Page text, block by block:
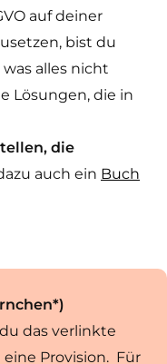
auf deiner
bist du
alles nicht
Lösungen, die in
die
auch ein Buch
das verlinkte
Provision. Für